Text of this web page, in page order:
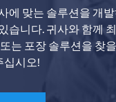
에 맞는 솔루션을 개
습니다. 귀사와 함께
는 포장 솔루션을 찾
십시오!